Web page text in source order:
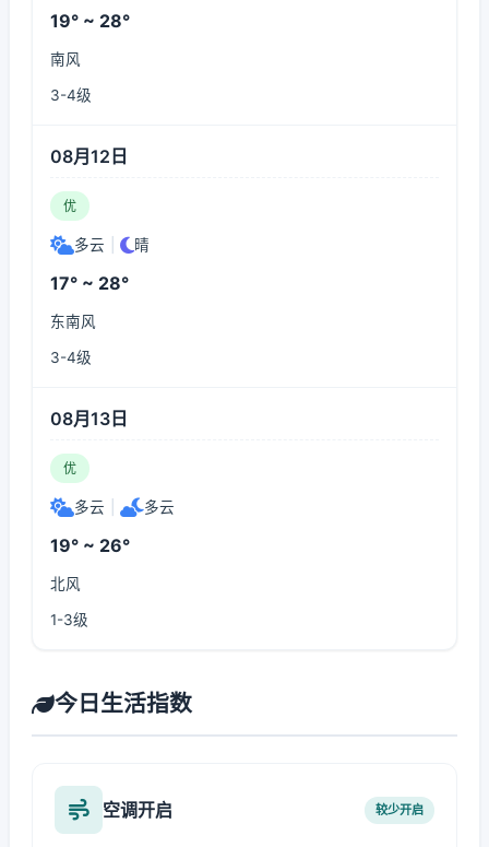
19° ~ 28°
南风
3-4级
08月12日
优
多云 晴
17° ~ 28°
东南风
3-4级
08月13日
优
多云 多云
19° ~ 26°
北风
1-3级
今日生活指数
空调开启 较少开启